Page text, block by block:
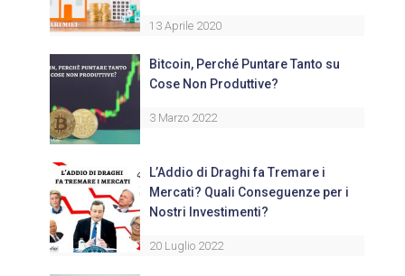
13 Aprile 2020
Bitcoin, Perché Puntare Tanto su
Cose Non Produttive?
3 Marzo 2022
L’Addio di Draghi fa Tremare i
Mercati? Quali Conseguenze per i
Nostri Investimenti?
20 Luglio 2022